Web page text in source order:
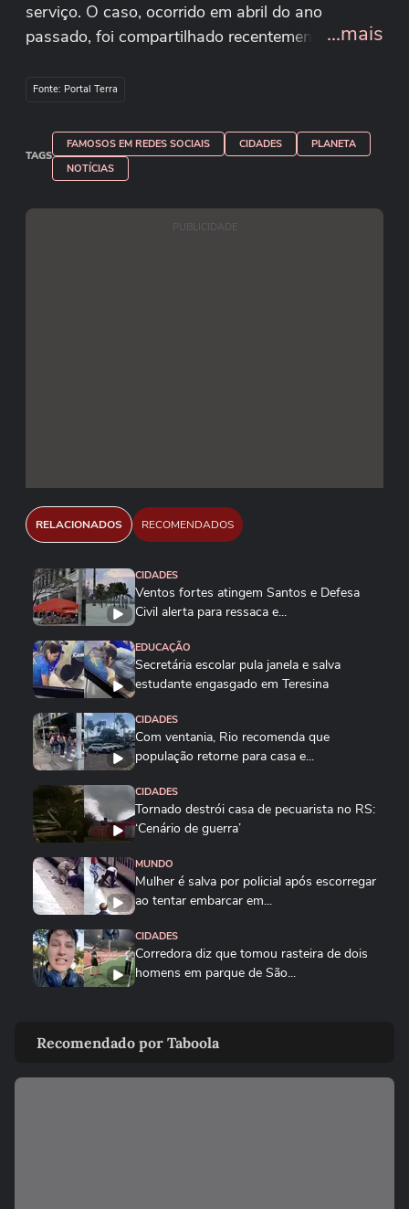
serviço. O caso, ocorrido em abril do ano
passado, foi compartilhado recentemente e
profissionais, os morcegos costumam buscar
A presença dos animais pode causar mau cheiro,
acúmulo de fezes e comprometer o
funcionamento do aparelho. Crédito:
Reprodução/Instagram/grupoecosul
...mais
Fonte: Portal Terra
TAGS
FAMOSOS EM REDES SOCIAIS CIDADES
PLANETA
NOTÍCIAS
PUBLICIDADE
RELACIONADOS RECOMENDADOS
CIDADES
Ventos fortes atingem Santos e Defesa
Civil alerta para ressaca e...
EDUCAÇÃO
Secretária escolar pula janela e salva
estudante engasgado em Teresina
CIDADES
Com ventania, Rio recomenda que
população retorne para casa e...
CIDADES
Tornado destrói casa de pecuarista no RS:
‘Cenário de guerra’
MUNDO
Mulher é salva por policial após escorregar
ao tentar embarcar em...
CIDADES
Corredora diz que tomou rasteira de dois
homens em parque de São...
veículo por policiais...
CIDADES
Recomendado por Taboola